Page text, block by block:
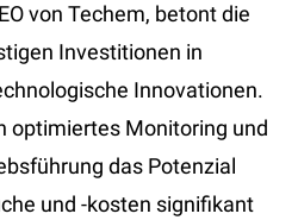
von Techem, betont die
Investitionen in
Innovationen.
optimiertes Monitoring und
das Potenzial
und -kosten signifikant